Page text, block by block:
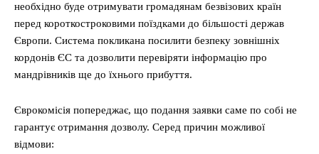
необхідно буде отримувати громадянам безвізових країн
перед короткостроковими поїздками до більшості держав
Європи. Система покликана посилити безпеку зовнішніх
кордонів ЄС та дозволити перевіряти інформацію про
мандрівників ще до їхнього прибуття.
Єврокомісія попереджає, що подання заявки саме по собі не
гарантує отримання дозволу. Серед причин можливої
відмови: